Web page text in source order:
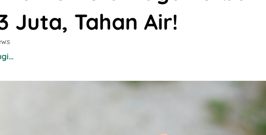
Juta, Tahan Air!
Langgeng Irma Salugiasih